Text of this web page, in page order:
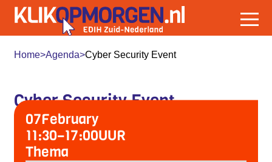
Home>Agenda>Cyber Security Event
Cyber Security Event
07February
11:30–17:00UUR
Thema